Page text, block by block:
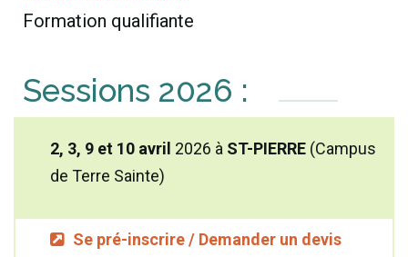
Formation qualifiante
Sessions 2026 :
2, 3, 9 et 10 avril 2026 à ST-PIERRE (Campus
de Terre Sainte)
Se pré-inscrire / Demander un devis